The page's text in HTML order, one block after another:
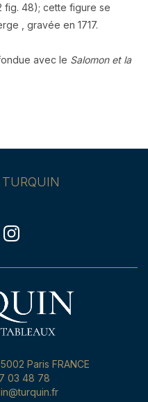
fig. 48); cette figure se
, gravée en 1717.
avec le Salomon et la
Paris FRANCE
03 48 78